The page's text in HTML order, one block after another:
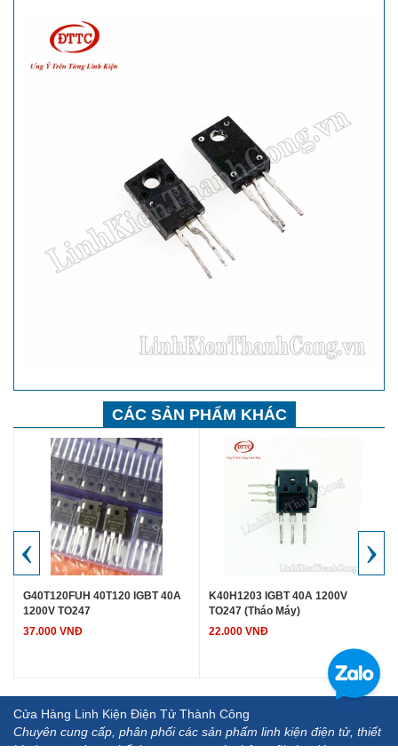
CÁC SẢN PHẨM KHÁC
G40T120FUH 40T120 IGBT 40A
1200V TO247
37.000 VNĐ
K40H1203 IGBT 40A 1200V
TO247 (Tháo Máy)
22.000 VNĐ
‹ ›
Cửa Hàng Linh Kiện Điện Tử Thành Công
Chuyên cung cấp, phân phối các sản phẩm linh kiện điện tử, thiết
bị, dụng cụ đo.... chất lượng cao, uy tín, hậu mãi chu đáo.